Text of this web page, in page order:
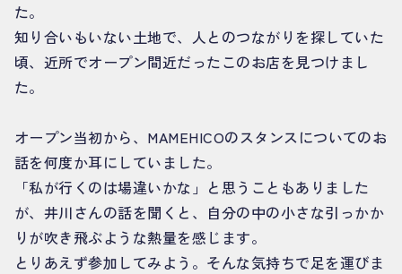
た。
知り合いもいない土地で、人とのつながりを探していた
頃、近所でオープン間近だったこのお店を見つけまし
た。
オープン当初から、MAMEHICOのスタンスについてのお
話を何度か耳にしていました。
「私が行くのは場違いかな」と思うこともありました
が、井川さんの話を聞くと、自分の中の小さな引っかか
りが吹き飛ぶような熱量を感じます。
とりあえず参加してみよう。そんな気持ちで足を運びま